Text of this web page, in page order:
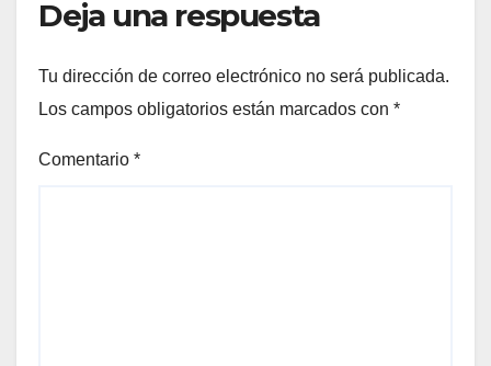
Deja una respuesta
Tu dirección de correo electrónico no será publicada.
Los campos obligatorios están marcados con *
Comentario *